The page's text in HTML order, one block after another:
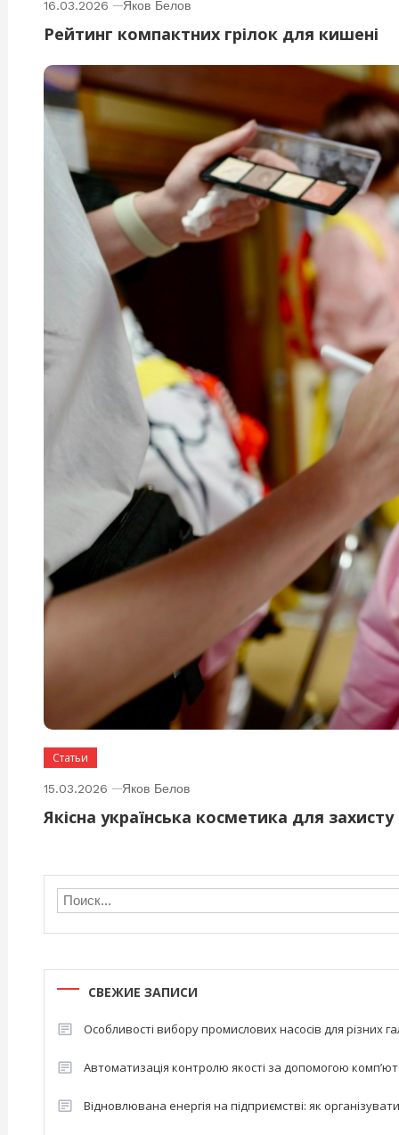
16.03.2026 Яков Белов
Рейтинг компактних грілок для кишені
Статьи
15.03.2026 Яков Белов
Якісна українська косметика для
СВЕЖИЕ ЗАПИСИ
Особливості вибору промислових насосів для різних
Автоматизація контролю якості за допомогою
Відновлювана енергія на підприємстві: як